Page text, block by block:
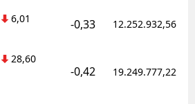
6,01 -0,33 12.252.932,56
28,60
-0,42 19.249.777,22